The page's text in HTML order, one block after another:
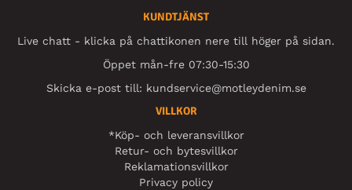
KUNDTJÄNST
Live chatt - klicka på chattikonen nere till höger på sidan.
Öppet mån-fre 07:30-15:30
Skicka e-post till: kundservice@motleydenim.se
VILLKOR
*Köp- och leveransvillkor
Retur- och bytesvillkor
Reklamationsvillkor
Privacy policy